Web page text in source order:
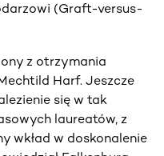
(Graft-versus-
z otrzymania
Harf. Jeszcze
się w tak
laureatów, z
wkład w doskonalenie